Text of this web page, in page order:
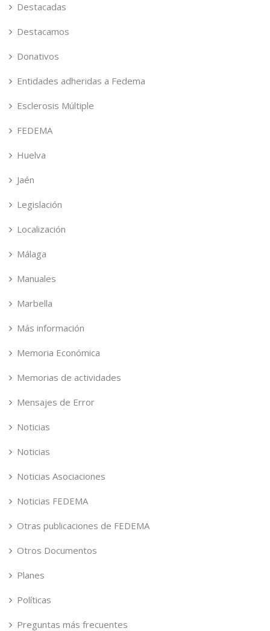
Destacadas
Destacamos
Donativos
Entidades adheridas a Fedema
Esclerosis Múltiple
FEDEMA
Huelva
Jaén
Legislación
Localización
Málaga
Manuales
Marbella
Más información
Memoria Económica
Memorias de actividades
Mensajes de Error
Noticias
Noticias
Noticias Asociaciones
Noticias FEDEMA
Otras publicaciones de FEDEMA
Otros Documentos
Planes
Políticas
Preguntas más frecuentes